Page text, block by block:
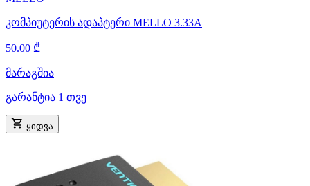
კომპიუტერის ადაპტერი MELLO 3.33A
50.00 ₾
მარაგშია
გარანტია 1 თვე
ყიდვა